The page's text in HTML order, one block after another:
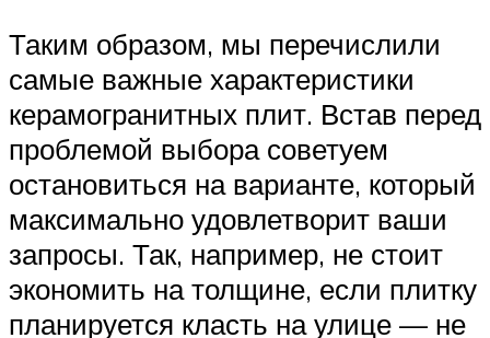
Таким образом, мы перечислили
самые важные характеристики
керамогранитных плит. Встав перед
проблемой выбора советуем
остановиться на варианте, который
максимально удовлетворит ваши
запросы. Так, например, не стоит
экономить на толщине, если плитку
планируется класть на улице — не